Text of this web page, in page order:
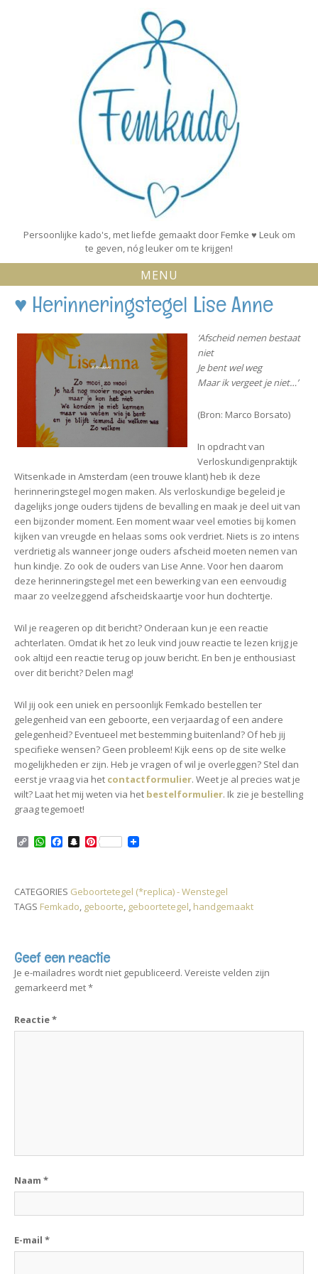
Persoonlijke kado's, met liefde gemaakt door Femke ♥ Leuk om
te geven, nóg leuker om te krijgen!
MENU
♥ Herinneringstegel Lise Anne
‘Afscheid nemen bestaat
niet
Je bent wel weg
Maar ik vergeet je niet…’
(Bron: Marco Borsato)
In opdracht van
Verloskundigenpraktijk
Witsenkade in Amsterdam (een trouwe klant) heb ik deze
herinneringstegel mogen maken. Als verloskundige begeleid je
dagelijks jonge ouders tijdens de bevalling en maak je deel uit van
een bijzonder moment. Een moment waar veel emoties bij komen
kijken van vreugde en helaas soms ook verdriet. Niets is zo intens
verdrietig als wanneer jonge ouders afscheid moeten nemen van
hun kindje. Zo ook de ouders van Lise Anne. Voor hen daarom
deze herinneringstegel met een bewerking van een eenvoudig
maar zo veelzeggend afscheidskaartje voor hun dochtertje.
Wil je reageren op dit bericht? Onderaan kun je een reactie
achterlaten. Omdat ik het zo leuk vind jouw reactie te lezen krijg je
ook altijd een reactie terug op jouw bericht. En ben je enthousiast
over dit bericht? Delen mag!
Wil jij ook een uniek en persoonlijk Femkado bestellen ter
gelegenheid van een geboorte, een verjaardag of een andere
gelegenheid? Eventueel met bestemming buitenland? Of heb jij
specifieke wensen? Geen probleem! Kijk eens op de site welke
mogelijkheden er zijn. Heb je vragen of wil je overleggen? Stel dan
eerst je vraag via het contactformulier. Weet je al precies wat je
wilt? Laat het mij weten via het bestelformulier. Ik zie je bestelling
graag tegemoet!
C
L
i
n
W
s
A
p
b
o
o
S
c
h
a
P
e
r
e
CATEGORIES Geboortetegel (*replica) - Wenstegel
TAGS Femkado, geboorte, geboortetegel, handgemaakt
Geef een reactie
Je e-mailadres wordt niet gepubliceerd. Vereiste velden zijn
gemarkeerd met*
Reactie*
Naam *
E-mail *